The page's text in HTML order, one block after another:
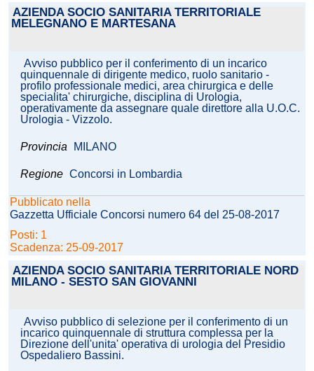
AZIENDA SOCIO SANITARIA TERRITORIALE
MELEGNANO E MARTESANA
Avviso pubblico per il conferimento di un incarico
quinquennale di dirigente medico, ruolo sanitario -
profilo professionale medici, area chirurgica e delle
specialita' chirurgiche, disciplina di Urologia,
operativamente da assegnare quale direttore alla U.O.C.
Urologia - Vizzolo.
Provincia MILANO
Regione Concorsi in Lombardia
Pubblicato nella
Gazzetta Ufficiale Concorsi numero 64 del 25-08-2017
Posti: 1
Scadenza: 25-09-2017
AZIENDA SOCIO SANITARIA TERRITORIALE NORD
MILANO - SESTO SAN GIOVANNI
Avviso pubblico di selezione per il conferimento di un
incarico quinquennale di struttura complessa per la
Direzione dell'unita' operativa di urologia del Presidio
Ospedaliero Bassini.